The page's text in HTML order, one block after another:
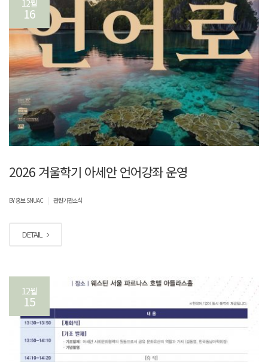
12월
16
2026 겨울학기 아세안 언어강좌 운영
BY 홍보 SNUAC 관련기관소식
DETAIL
12월
15